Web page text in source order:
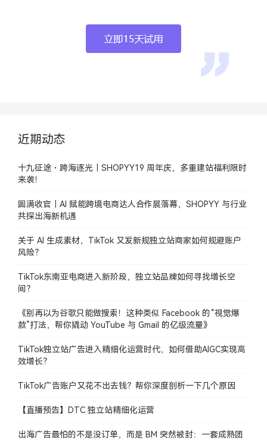
近期动态
十九征途・跨海逐光｜SHOPYY19 周年庆，多重建站福利限时
来袭！
圆满收官｜AI 赋能跨境电商达人合作展落幕，SHOPYY 与行业
共探出海新机遇
关于 AI 生成素材，TikTok 又发新规独立站商家如何规避账户
风险？
TikTok东南亚电商进入新阶段，独立站品牌如何寻找增长空
间？
《别再以为谷歌只能做搜索！这种类似 Facebook 的“视觉爆
款”打法，帮你撬动 YouTube 与 Gmail 的亿级流量》
TikTok独立站广告进入精细化运营时代，如何借助AIGC实现高
效增长？
TikTok广告账户又花不出去钱？帮你深度剖析一下几个原因
【直播预告】DTC 独立站精细化运营
出海广告最怕的不是没订单，而是 BM 突然被封：一套成熟团